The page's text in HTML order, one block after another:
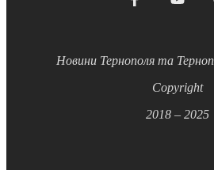
Новини Тернополя та
Copyright
2018 – 2025